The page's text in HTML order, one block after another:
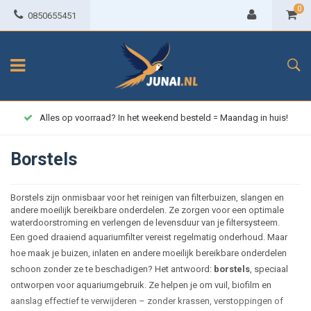
0850655451
0
Alles op voorraad? In het weekend besteld = Maandag in huis!
Borstels
Borstels zijn onmisbaar voor het reinigen van filterbuizen, slangen en
andere moeilijk bereikbare onderdelen. Ze zorgen voor een optimale
waterdoorstroming en verlengen de levensduur van je filtersysteem.
Een goed draaiend aquariumfilter vereist regelmatig onderhoud. Maar
hoe maak je buizen, inlaten en andere moeilijk bereikbare onderdelen
schoon zonder ze te beschadigen? Het antwoord: borstels, speciaal
ontworpen voor aquariumgebruik. Ze helpen je om vuil, biofilm en
aanslag effectief te verwijderen – zonder krassen, verstoppingen of